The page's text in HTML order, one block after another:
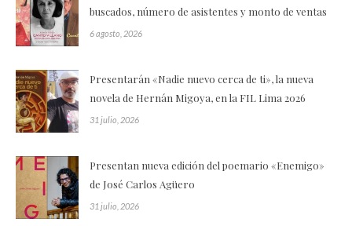
buscados, número de asistentes y monto de ventas
6 agosto, 2026
Presentarán «Nadie nuevo cerca de ti», la nueva
novela de Hernán Migoya, en la FIL Lima 2026
31 julio, 2026
Presentan nueva edición del poemario «Enemigo»
de José Carlos Agüero
31 julio, 2026